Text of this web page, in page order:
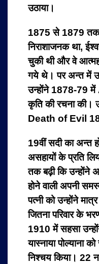
उठाया।
1875 से 1879 तक
निराशाजनक था,
चुकी थी और वे
गये थे। पर अन्त में
उन्होंने 1878-79 में
कृति की रचना की।
Death of Evil
19वीं सदी का अन्त
असहायों के प्रति
तक बढ़ी कि
होने वाली अपनी
पत्नी को उन्होंने
जितना परिवार के
1910 में सहसा
यास्नाया पोल्याना
निश्चय किया। 22